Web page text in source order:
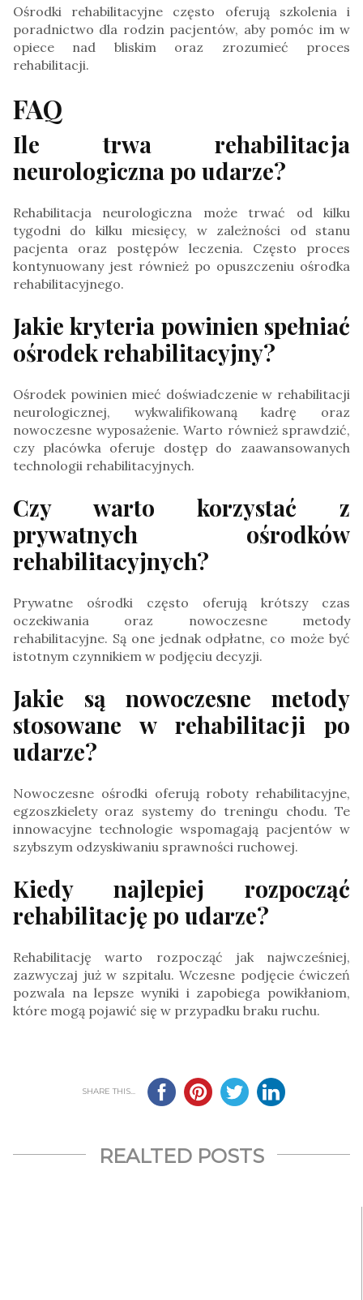
Ośrodki rehabilitacyjne często oferują szkolenia i
poradnictwo dla rodzin pacjentów, aby pomóc im w
opiece nad bliskim oraz zrozumieć proces
rehabilitacji.
FAQ
Ile trwa rehabilitacja
neurologiczna po udarze?
Rehabilitacja neurologiczna może trwać od kilku
tygodni do kilku miesięcy, w zależności od stanu
pacjenta oraz postępów leczenia. Często proces
kontynuowany jest również po opuszczeniu ośrodka
rehabilitacyjnego.
Jakie kryteria powinien spełniać
ośrodek rehabilitacyjny?
Ośrodek powinien mieć doświadczenie w rehabilitacji
neurologicznej, wykwalifikowaną kadrę oraz
nowoczesne wyposażenie. Warto również sprawdzić,
czy placówka oferuje dostęp do zaawansowanych
technologii rehabilitacyjnych.
Czy warto korzystać z
prywatnych ośrodków
rehabilitacyjnych?
Prywatne ośrodki często oferują krótszy czas
oczekiwania oraz nowoczesne metody
rehabilitacyjne. Są one jednak odpłatne, co może być
istotnym czynnikiem w podjęciu decyzji.
Jakie są nowoczesne metody
stosowane w rehabilitacji po
udarze?
Nowoczesne ośrodki oferują roboty rehabilitacyjne,
egzoszkielety oraz systemy do treningu chodu. Te
innowacyjne technologie wspomagają pacjentów w
szybszym odzyskiwaniu sprawności ruchowej.
Kiedy najlepiej rozpocząć
rehabilitację po udarze?
Rehabilitację warto rozpocząć jak najwcześniej,
zazwyczaj już w szpitalu. Wczesne podjęcie ćwiczeń
pozwala na lepsze wyniki i zapobiega powikłaniom,
które mogą pojawić się w przypadku braku ruchu.
SHARE THIS...
REALTED POSTS